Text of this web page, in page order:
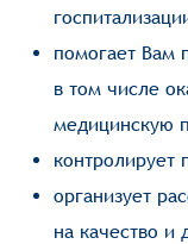
помогает Вам
в том числе
медицинскую
контролирует
организует
на качество и